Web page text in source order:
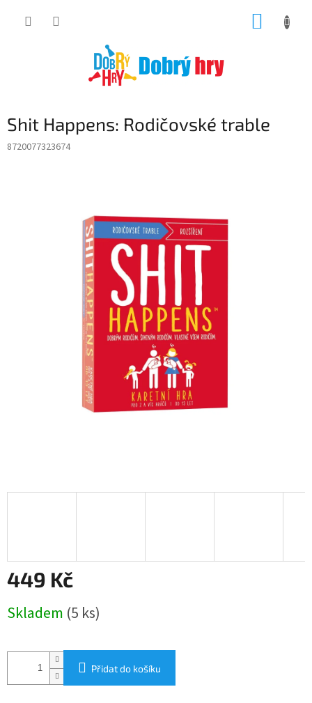
Shit Happens: Rodičovské trable
8720077323674
449 Kč
cena:
Skladem (5 ks)
Přidat do košíku